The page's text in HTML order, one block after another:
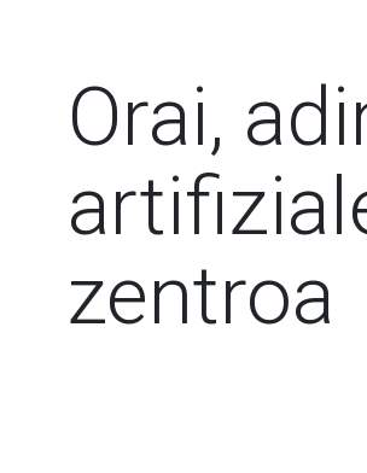
Orai,
zentroa